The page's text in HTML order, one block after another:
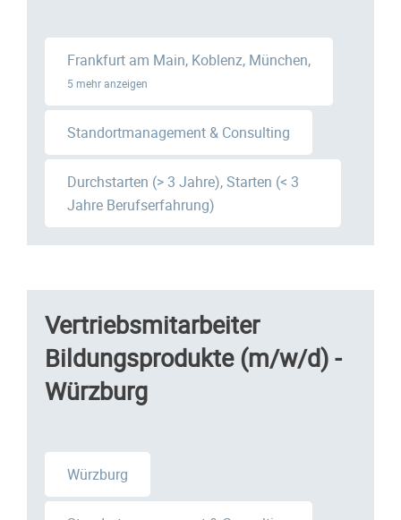
Frankfurt am Main, Koblenz, München,
5 mehr anzeigen
Standortmanagement & Consulting
Durchstarten (> 3 Jahre), Starten (< 3
Jahre Berufserfahrung)
Vertriebsmitarbeiter
Bildungsprodukte (m/w/d) -
Würzburg
Würzburg